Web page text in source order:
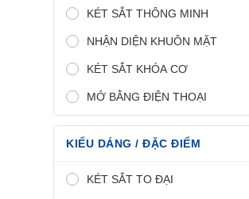
KÉT SẮT THÔNG MINH
NHẬN DIỆN KHUÔN MẶT
KÉT SẮT KHÓA CƠ
MỞ BẰNG ĐIỆN THOẠI
KIỂU DÁNG / ĐẶC ĐIỂM
KÉT SẮT TO ĐẠI